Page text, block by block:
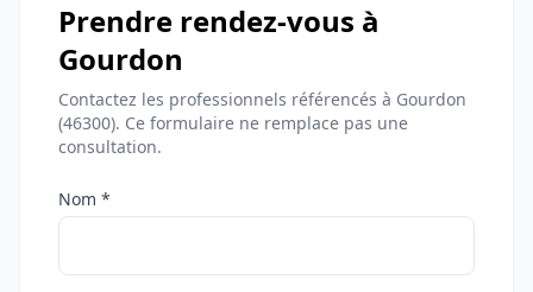
Prendre rendez-vous à
Gourdon
Contactez les professionnels référencés à Gourdon
(46300). Ce formulaire ne remplace pas une
consultation.
Nom *